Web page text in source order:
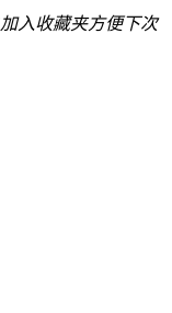
入收藏夹方便下次